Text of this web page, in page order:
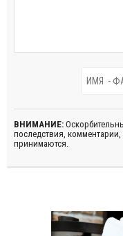
ВНИМАНИЕ:
последствия,
принимаются.